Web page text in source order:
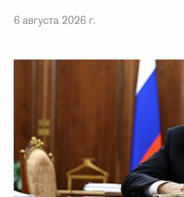
6 августа 2026 г.